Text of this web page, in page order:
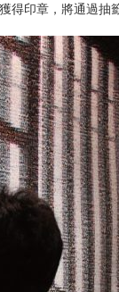
印章，將通過抽